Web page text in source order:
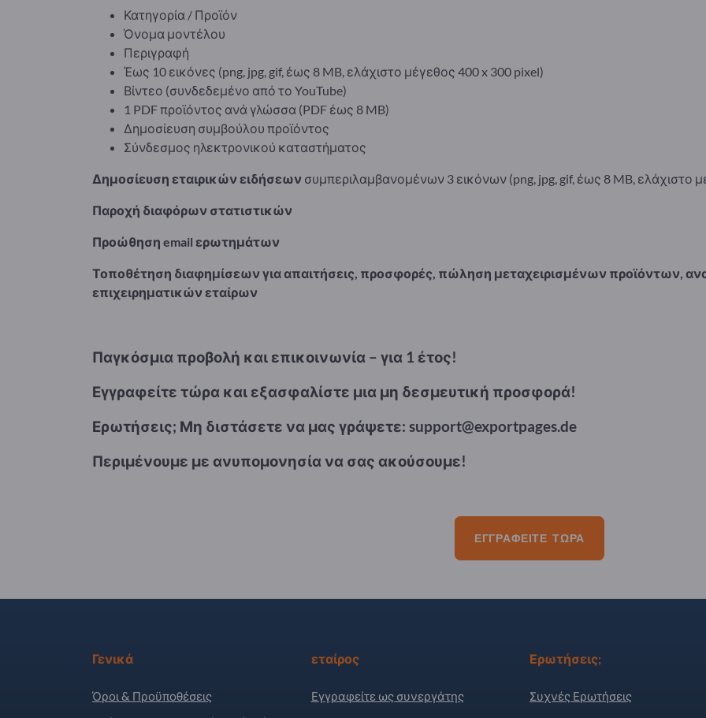
Κατηγορία / Προϊόν
Όνομα μοντέλου
Περιγραφή
Έως 10 εικόνες (png, jpg, gif, έως 8 MB, ελάχιστο μέγεθος 400 x 300 pixel)
Βίντεο (συνδεδεμένο από το YouTube)
1 PDF προϊόντος ανά γλώσσα (PDF έως 8 MB)
Δημοσίευση συμβούλου προϊόντος
Σύνδεσμος ηλεκτρονικού καταστήματος
Δημοσίευση εταιρικών ειδήσεων συμπεριλαμβανομένων 3 εικόνων (png, jpg, gif, έως 8 MB, ελάχιστο
Παροχή διαφόρων στατιστικών
Προώθηση email ερωτημάτων
Τοποθέτηση διαφημίσεων για απαιτήσεις, προσφορές, πώληση μεταχειρισμένων προϊόντων,
επιχειρηματικών εταίρων
Παγκόσμια προβολή και επικοινωνία – για 1 έτος!
Εγγραφείτε τώρα και εξασφαλίστε μια μη δεσμευτική προσφορά!
Ερωτήσεις; Μη διστάσετε να μας γράψετε: support@exportpages.de
Περιμένουμε με ανυπομονησία να σας ακούσουμε!
ΕΓΓΡΑΦΕΊΤΕ ΤΏΡΑ
Γενικά
Όροι & Προϋποθέσεις
εταίρος
Εγγραφείτε ως συνεργάτης
Ερωτήσεις;
Συχνές Ερωτήσεις